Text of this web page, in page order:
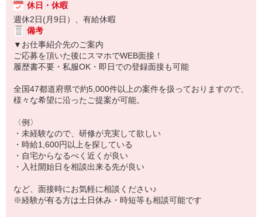
休日・休暇
週休2日(月9日）、有給休暇
備考
▼お仕事紹介先のご案内
ご応募を頂いた後にスマホでWEB面接！
履歴書不要・私服OK・即日での登録面接も可能
全国47都道府県で約5,000件以上の案件を扱っておりますので、
様々な希望に沿ったご提案が可能。
〈例〉
・未経験なので、研修が充実して欲しい
・時給1,600円以上を探している
・自宅からなるべく近くが良い
・入社開始日を相談出来る先が良い
など、面接時にお気軽に相談ください♪
※経験が有る方は土日休み・時短等も相談可能です